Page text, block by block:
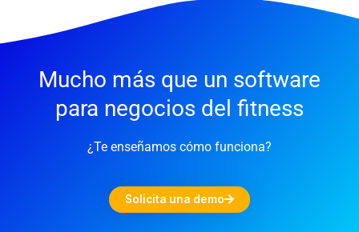
Mucho más que un software
para negocios del fitness
¿Te enseñamos cómo funciona?
Solicita una demo